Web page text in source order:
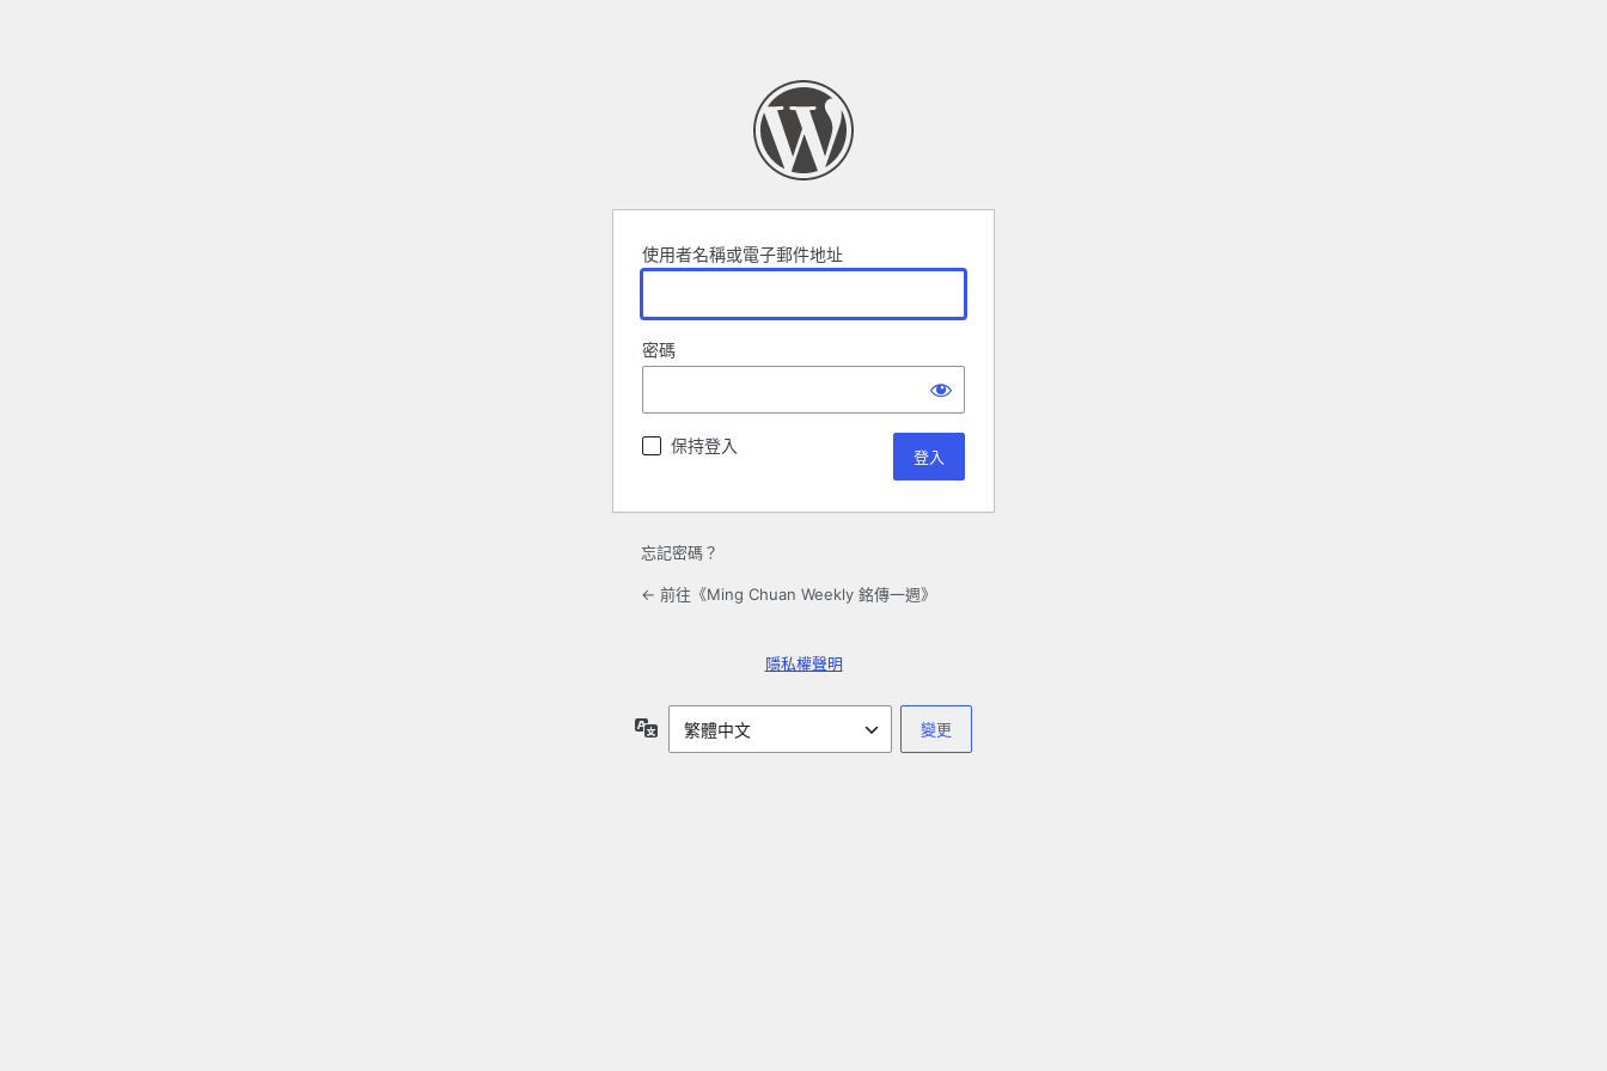
使用者名稱或電子郵件地址
密碼
保持登入
忘記密碼？
← 前往《Ming Chuan Weekly 銘傳一週》
隱私權聲明
言